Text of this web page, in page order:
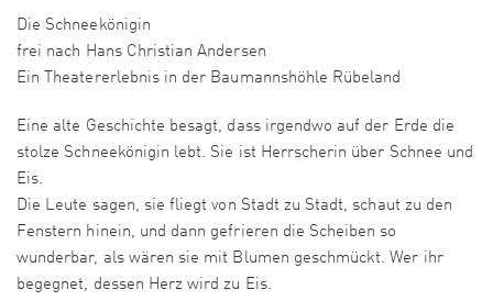
Die Schneekönigin
frei nach Hans Christian Andersen
Ein Theatererlebnis in der Baumannshöhle Rübeland
Eine alte Geschichte besagt, dass irgendwo auf der Erde die
stolze Schneekönigin lebt. Sie ist Herrscherin über Schnee und
Eis.
Die Leute sagen, sie fliegt von Stadt zu Stadt, schaut zu den
Fenstern hinein, und dann gefrieren die Scheiben so
wunderbar, als wären sie mit Blumen geschmückt. Wer ihr
begegnet, dessen Herz wird zu Eis.